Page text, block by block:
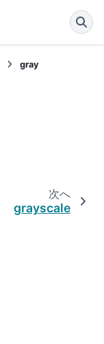
gray
次へ
grayscale